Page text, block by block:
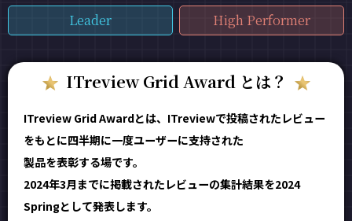
Leader High Performer
ITreview Grid Award とは？
ITreview Grid Awardとは、ITreviewで投稿されたレビュー
をもとに四半期に一度ユーザーに支持された
製品を表彰する場です。
2024年3月までに掲載されたレビューの集計結果を2024
Springとして発表します。